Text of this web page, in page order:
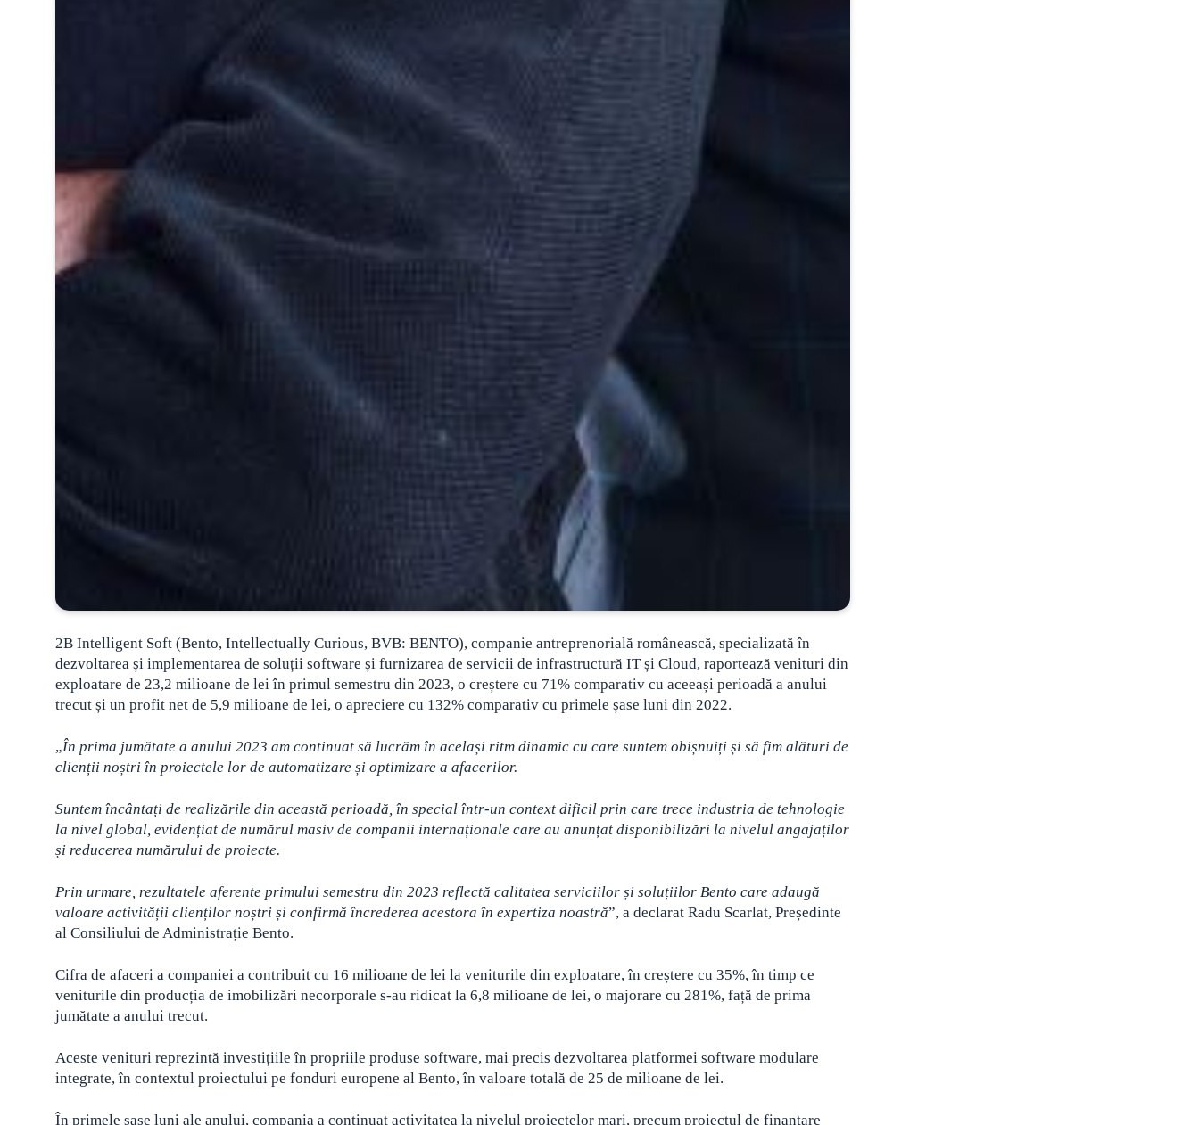
2B Intelligent Soft (Bento, Intellectually Curious, BVB: BENTO), companie antreprenorială românească, specializată în
dezvoltarea și implementarea de soluții software și furnizarea de servicii de infrastructură IT și Cloud, raportează venituri din
exploatare de 23,2 milioane de lei în primul semestru din 2023, o creștere cu 71% comparativ cu aceeași perioadă a anului
trecut și un profit net de 5,9 milioane de lei, o apreciere cu 132% comparativ cu primele șase luni din 2022.
„În prima jumătate a anului 2023 am continuat să lucrăm în același ritm dinamic cu care suntem obișnuiți și să fim alături de
clienții noștri în proiectele lor de automatizare și optimizare a afacerilor.
Suntem încântați de realizările din această perioadă, în special într-un context dificil prin care trece industria de tehnologie
la nivel global, evidențiat de numărul masiv de companii internaționale care au anunțat disponibilizări la nivelul angajaților
și reducerea numărului de proiecte.
Prin urmare, rezultatele aferente primului semestru din 2023 reflectă calitatea serviciilor și soluțiilor Bento care adaugă
valoare activității clienților noștri și confirmă încrederea acestora în expertiza noastră”, a declarat Radu Scarlat, Președinte
al Consiliului de Administrație Bento.
Cifra de afaceri a companiei a contribuit cu 16 milioane de lei la veniturile din exploatare, în creștere cu 35%, în timp ce
veniturile din producția de imobilizări necorporale s-au ridicat la 6,8 milioane de lei, o majorare cu 281%, față de prima
jumătate a anului trecut.
Aceste venituri reprezintă investițiile în propriile produse software, mai precis dezvoltarea platformei software modulare
integrate, în contextul proiectului pe fonduri europene al Bento, în valoare totală de 25 de milioane de lei.
În primele șase luni ale anului, compania a continuat activitatea la nivelul proiectelor mari, precum proiectul de finanțare